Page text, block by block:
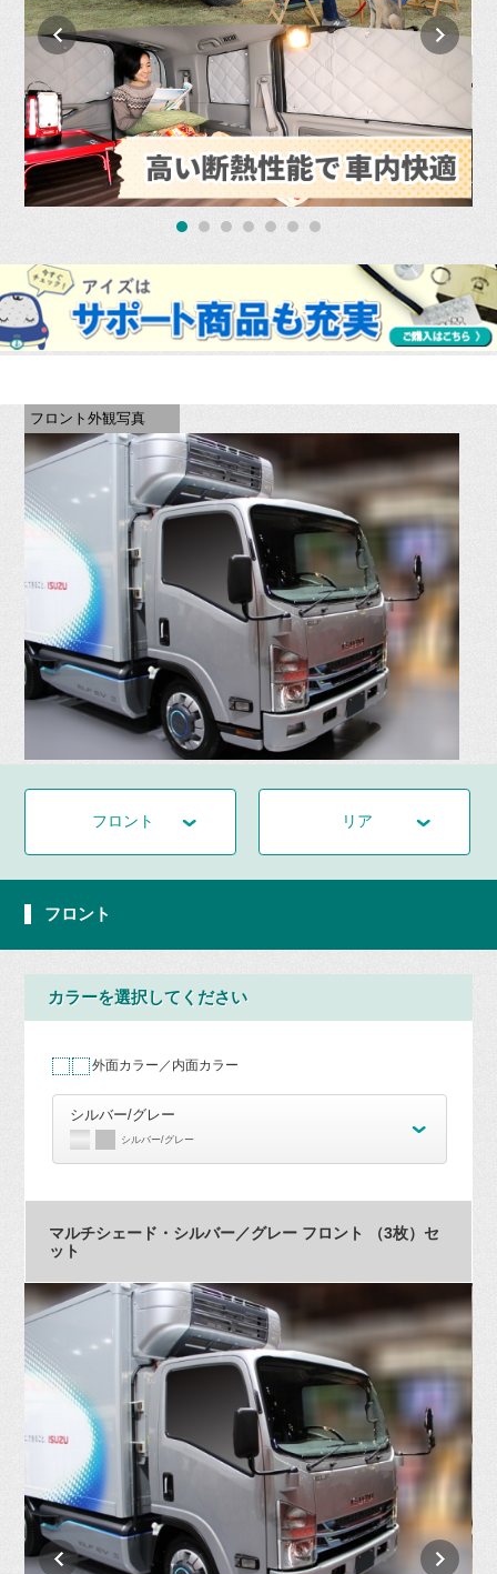
フロント外観写真
フロント リア
フロント
カラーを選択してください
外面カラー／内面カラー
シルバー/グレー
シルバー/グレー
マルチシェード・シルバー／グレー フロント （3枚）セ
ット